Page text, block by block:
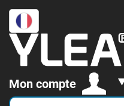
Mon compte